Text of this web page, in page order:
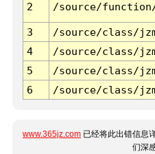
2 /source/
3 /source/class/
4
/source/class/
5
/source/class/
6
/source/class/
www.365jz.com 已经将此出错信息
们深